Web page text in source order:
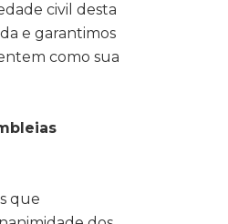
civil desta
e garantimos
como sua
que